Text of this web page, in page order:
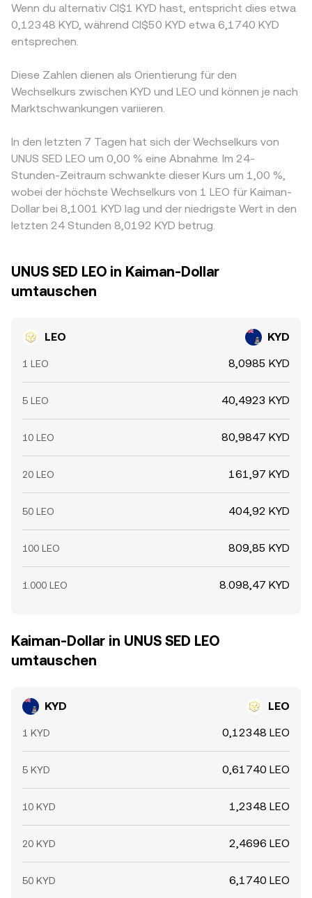
Wenn du alternativ CI$1 KYD hast, entspricht dies etwa
0,12348 KYD, während CI$50 KYD etwa 6,1740 KYD
entsprechen.
Diese Zahlen dienen als Orientierung für den
Wechselkurs zwischen KYD und LEO und können je nach
Marktschwankungen variieren.
In den letzten 7 Tagen hat sich der Wechselkurs von
UNUS SED LEO um 0,00 % eine Abnahme. Im 24-
Stunden-Zeitraum schwankte dieser Kurs um 1,00 %,
wobei der höchste Wechselkurs von 1 LEO für Kaiman-
Dollar bei 8,1001 KYD lag und der niedrigste Wert in den
letzten 24 Stunden 8,0192 KYD betrug.
UNUS SED LEO in Kaiman-Dollar
umtauschen
LEO KYD
1 LEO 8,0985 KYD
5 LEO 40,4923 KYD
10 LEO 80,9847 KYD
20 LEO 161,97 KYD
50 LEO 404,92 KYD
100 LEO 809,85 KYD
1.000 LEO 8.098,47 KYD
Kaiman-Dollar in UNUS SED LEO
umtauschen
KYD LEO
1 KYD 0,12348 LEO
5 KYD 0,61740 LEO
10 KYD 1,2348 LEO
20 KYD 2,4696 LEO
50 KYD 6,1740 LEO